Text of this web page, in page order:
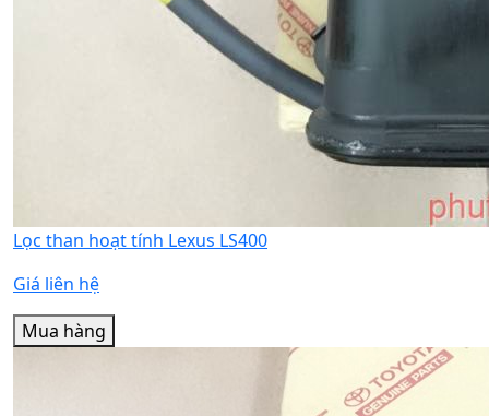
Lọc than hoạt tính Lexus LS400
Giá liên hệ
Mua hàng